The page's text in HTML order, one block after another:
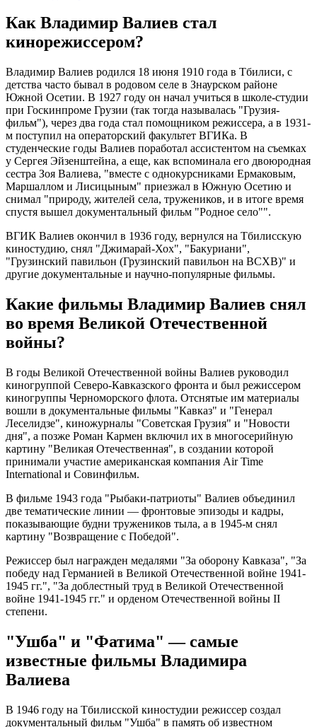
Как Владимир Валиев стал
кинорежиссером?
Владимир Валиев родился 18 июня 1910 года в Тбилиси, с
детства часто бывал в родовом селе в Знаурском районе
Южной Осетии. В 1927 году он начал учиться в школе-студии
при Госкинпроме Грузии (так тогда называлась "Грузия-
фильм"), через два года стал помощником режиссера, а в 1931-
м поступил на операторский факультет ВГИКа. В
студенческие годы Валиев поработал ассистентом на съемках
у Сергея Эйзенштейна, а еще, как вспоминала его двоюродная
сестра Зоя Валиева, "вместе с однокурсниками Ермаковым,
Маршаллом и Лисицыным" приезжал в Южную Осетию и
снимал "природу, жителей села, тружеников, и в итоге время
спустя вышел документальный фильм "Родное село"".
ВГИК Валиев окончил в 1936 году, вернулся на Тбилисскую
киностудию, снял "Джимарай-Хох", "Бакуриани",
"Грузинский павильон (Грузинский павильон на ВСХВ)" и
другие документальные и научно-популярные фильмы.
Какие фильмы Владимир Валиев снял
во время Великой Отечественной
войны?
В годы Великой Отечественной войны Валиев руководил
киногруппой Северо-Кавказского фронта и был режиссером
киногруппы Черноморского флота. Отснятые им материалы
вошли в документальные фильмы "Кавказ" и "Генерал
Леселидзе", киножурналы "Советская Грузия" и "Новости
дня", а позже Роман Кармен включил их в многосерийную
картину "Великая Отечественная", в создании которой
принимали участие американская компания Air Time
International и Совинфильм.
В фильме 1943 года "Рыбаки-патриоты" Валиев объединил
две тематические линии — фронтовые эпизоды и кадры,
показывающие будни тружеников тыла, а в 1945-м снял
картину "Возвращение с Победой".
Режиссер был награжден медалями "За оборону Кавказа", "За
победу над Германией в Великой Отечественной войне 1941-
1945 гг.", "За доблестный труд в Великой Отечественной
войне 1941-1945 гг." и орденом Отечественной войны II
степени.
"Ушба" и "Фатима" — самые
известные фильмы Владимира
Валиева
В 1946 году на Тбилисской киностудии режиссер создал
документальный фильм "Ушба" в память об известном